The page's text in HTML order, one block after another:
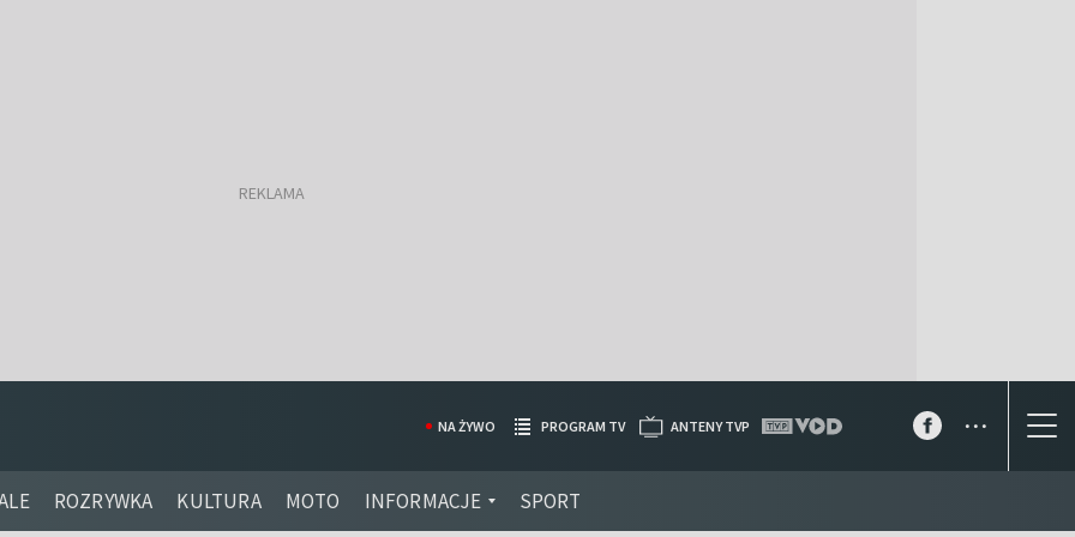
ROZRYWKA KULTURA MOTO INFORMACJE SPORT
NA ŻYWO PROGRAM TV ANTENY TVP ...